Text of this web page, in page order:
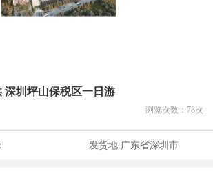
深圳坪山保税区一日游
浏览次数： 78次
发货地:广东省深圳市